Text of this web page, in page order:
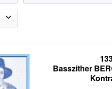
Basszither